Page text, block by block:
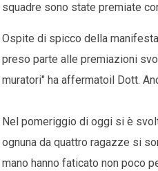
squadre sono state premiate
Ospite di spicco della
preso parte alle premiazioni
muratori" ha affermatoil Dott.
Nel pomeriggio di oggi si è
ognuna da quattro ragazze si
mano hanno faticato non poco